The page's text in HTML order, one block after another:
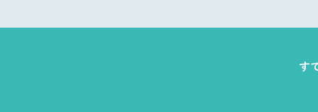
す